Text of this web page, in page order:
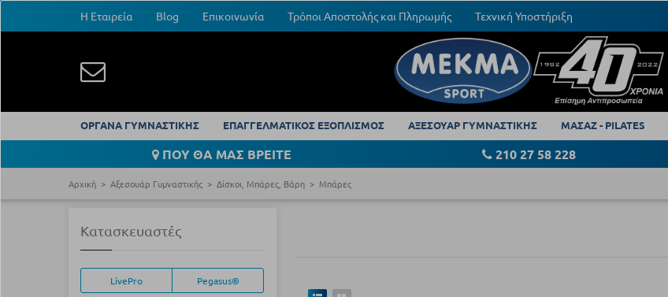
Η Εταιρεία Blog Επικοινωνία Τρόποι Αποστολής και Πληρωμής Τεχνική Υποστήριξη
ΟΡΓΑΝΑ ΓΥΜΝΑΣΤΙΚΗΣ ΕΠΑΓΓΕΛΜΑΤΙΚΟΣ ΕΞΟΠΛΙΣΜΟΣ ΑΞΕΣΟΥΑΡ ΓΥΜΝΑΣΤΙΚΗΣ ΜΑΣΑΖ - PILATES
ΠΟΥ ΘΑ ΜΑΣ ΒΡΕΙΤΕ 210 27 58 228
Αρχική Αξεσουάρ Γυμναστικής Δίσκοι, Μπάρες, Βάρη Μπάρες
Κατασκευαστές
LivePro Pegasus®